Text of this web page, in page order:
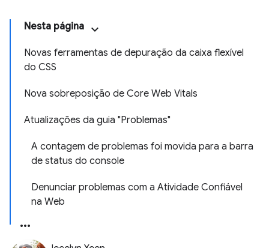
Nesta página
Novas ferramentas de depuração da caixa flexível
do CSS
Nova sobreposição de Core Web Vitals
Atualizações da guia "Problemas"
A contagem de problemas foi movida para a barra
de status do console
Denunciar problemas com a Atividade Confiável
na Web